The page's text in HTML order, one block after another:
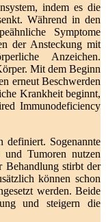
indem es die
Während in den
Symptome
der Ansteckung mit
Anzeichen.
Mit dem Beginn
erneut Beschwerden
Krankheit beginnt,
Immunodeficiency
definiert. Sogenannte
und Tumoren nutzen
Behandlung stirbt der
können schon
werden. Beide
und steigern die